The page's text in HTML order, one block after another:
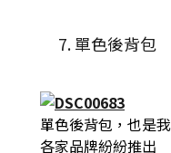
7. 單色後背包
單色後背包，也是
各家品牌紛紛推出